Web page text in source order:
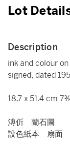
Lot
Description
ink and colour
signed, dated
18.7 x 51.4 cm
溥伒 蘭石圖
設色紙本 扇面